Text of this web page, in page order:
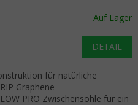
Auf Lager
DETAIL
für natürliche
Graphene
PRO Zwischensohle für ein